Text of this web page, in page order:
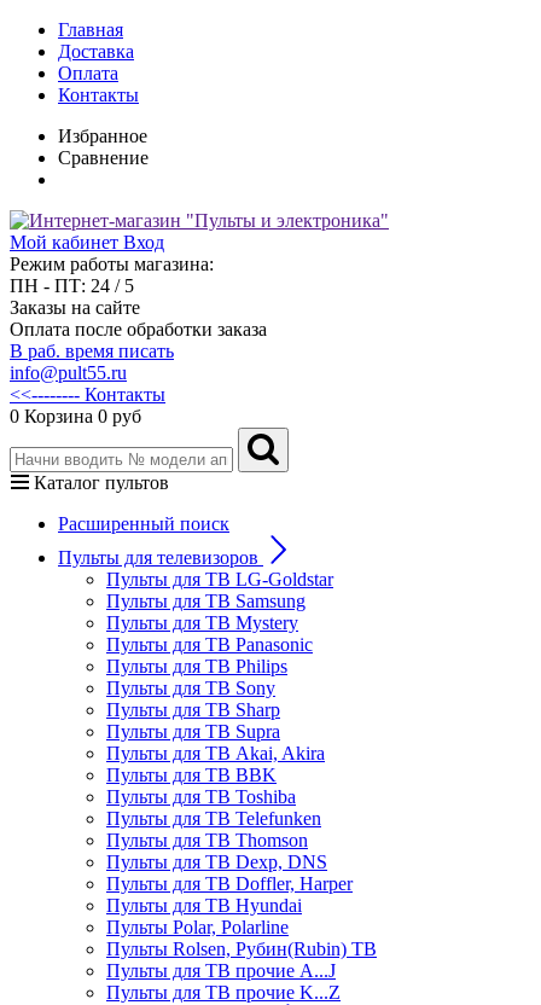
Главная
Доставка
Оплата
Контакты
Избранное
Сравнение
Мой кабинет Вход
Режим работы магазина:
ПН - ПТ: 24 / 5
Заказы на сайте
Оплата после обработки заказа
В раб. время писать
info@pult55.ru
<<-------- Контакты
0 Корзина 0 руб
Каталог пультов
Расширенный поиск
Пульты для телевизоров
Пульты для ТВ LG-Goldstar
Пульты для ТВ Samsung
Пульты для ТВ Mystery
Пульты для ТВ Panasonic
Пульты для ТВ Philips
Пульты для ТВ Sony
Пульты для ТВ Sharp
Пульты для ТВ Supra
Пульты для ТВ Akai, Akira
Пульты для ТВ BBK
Пульты для ТВ Toshiba
Пульты для ТВ Telefunken
Пульты для ТВ Thomson
Пульты для ТВ Dexp, DNS
Пульты для ТВ Doffler, Harper
Пульты для ТВ Hyundai
Пульты Polar, Polarline
Пульты Rolsen, Рубин(Rubin) ТВ
Пульты для ТВ прочие A...J
Пульты для ТВ прочие K...Z